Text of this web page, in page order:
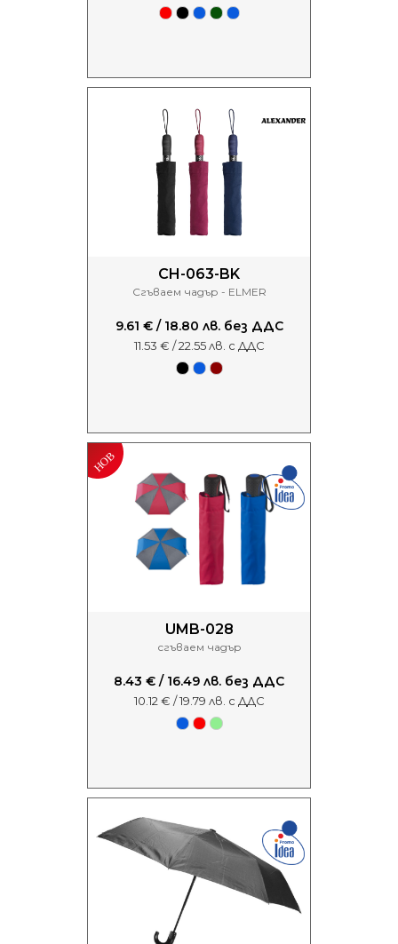
CH-063-BK
Сгъваем чадър - ELMER
9.61 € / 18.80 лв. без ДДС
11.53 € / 22.55 лв. с ДДС
UMB-028
сгъваем чадър
8.43 € / 16.49 лв. без ДДС
10.12 € / 19.79 лв. с ДДС